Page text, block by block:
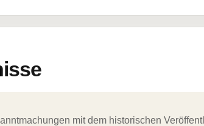
mit dem historischen